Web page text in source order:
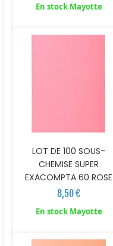
En stock Mayotte
LOT DE 100 SOUS-
CHEMISE SUPER
EXACOMPTA 60 ROSE
8,50 €
En stock Mayotte